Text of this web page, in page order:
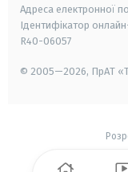
Адреса електронної
Ідентифікатор
R40-06057
© 2005—2026, ПрАТ